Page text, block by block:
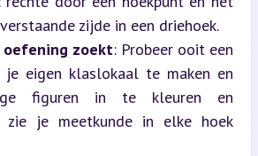
zijde in een driehoek.
oefening zoekt: Probeer ooit een
eigen klaslokaal te maken en
figuren in te kleuren en
zie je meetkunde in elke hoek